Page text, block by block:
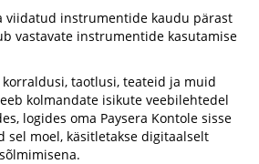
viidatud instrumentide kaudu pärast
vastavate instrumentide kasutamise
taotlusi, teateid ja muid
kolmandate isikute veebilehtedel
logides oma Paysera Kontole sisse
sel moel, käsitletakse digitaalselt